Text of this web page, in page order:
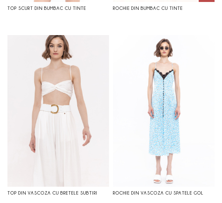
TOP SCURT DIN BUMBAC CU TINTE ROCHIE DIN BUMBAC CU TINTE
TOP DIN VASCOZA CU BRETELE SUBTIRI ROCHIE DIN VASCOZA CU SPATELE GOL